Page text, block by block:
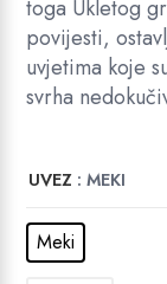
toga Ukletog
povijesti,
uvjetima koje
svrha
UVEZ : MEKI
Meki